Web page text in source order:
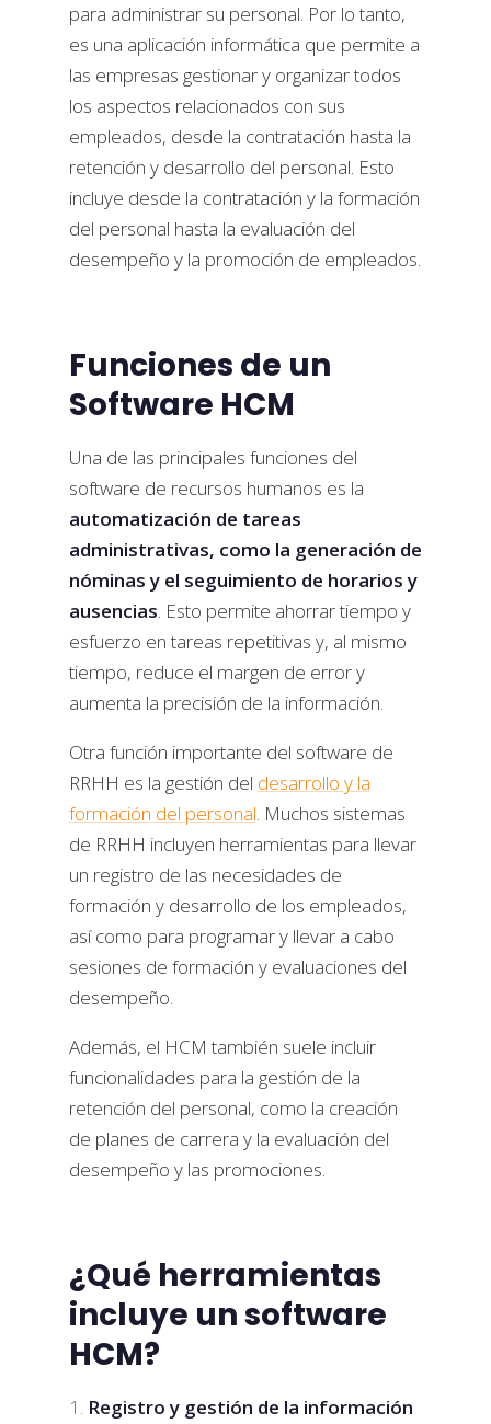
para administrar su personal. Por lo tanto,
es una aplicación informática que permite a
las empresas gestionar y organizar todos
los aspectos relacionados con sus
empleados, desde la contratación hasta la
retención y desarrollo del personal. Esto
incluye desde la contratación y la formación
del personal hasta la evaluación del
desempeño y la promoción de empleados.
Funciones de un
Software HCM
Una de las principales funciones del
software de recursos humanos es la
automatización de tareas
administrativas, como la generación de
nóminas y el seguimiento de horarios y
ausencias. Esto permite ahorrar tiempo y
esfuerzo en tareas repetitivas y, al mismo
tiempo, reduce el margen de error y
aumenta la precisión de la información.
Otra función importante del software de
RRHH es la gestión del desarrollo y la
formación del personal. Muchos sistemas
de RRHH incluyen herramientas para llevar
un registro de las necesidades de
formación y desarrollo de los empleados,
así como para programar y llevar a cabo
sesiones de formación y evaluaciones del
desempeño.
Además, el HCM también suele incluir
funcionalidades para la gestión de la
retención del personal, como la creación
de planes de carrera y la evaluación del
desempeño y las promociones.
¿Qué herramientas
incluye un software
HCM?
Registro y gestión de la información